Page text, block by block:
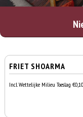
FRIET SHOARMA
Incl. Wettelijke Milieu Toeslag €0,10